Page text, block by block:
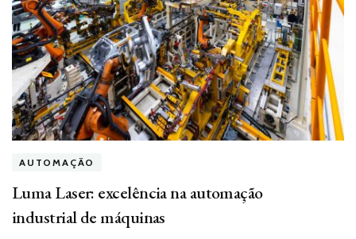
AUTOMAÇÃO
Luma Laser: excelência na automação
industrial de máquinas